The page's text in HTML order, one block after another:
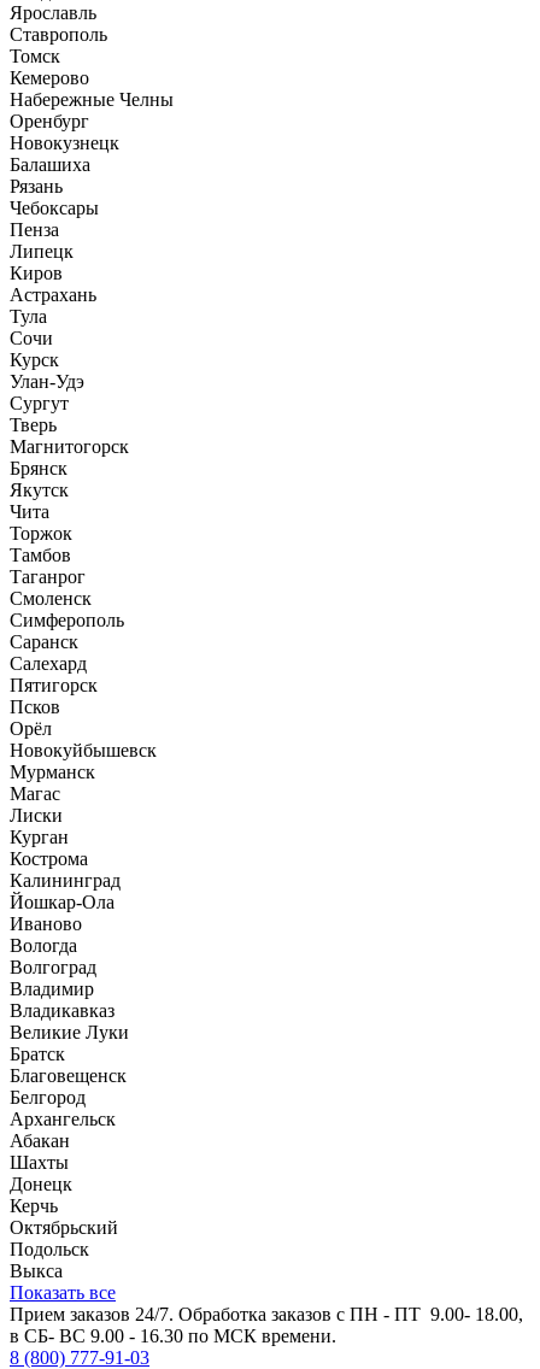
Ярославль
Ставрополь
Томск
Кемерово
Набережные Челны
Оренбург
Новокузнецк
Балашиха
Рязань
Чебоксары
Пенза
Липецк
Киров
Астрахань
Тула
Сочи
Курск
Улан-Удэ
Сургут
Тверь
Магнитогорск
Брянск
Якутск
Чита
Торжок
Тамбов
Таганрог
Смоленск
Симферополь
Саранск
Салехард
Пятигорск
Псков
Орёл
Новокуйбышевск
Мурманск
Магас
Лиски
Курган
Кострома
Калининград
Йошкар-Ола
Иваново
Вологда
Волгоград
Владимир
Владикавказ
Великие Луки
Братск
Благовещенск
Белгород
Архангельск
Абакан
Шахты
Донецк
Керчь
Октябрьский
Подольск
Выкса
Показать все
Прием заказов 24/7. Обработка заказов с ПН - ПТ 9.00- 18.00,
в СБ- ВС 9.00 - 16.30 по МСК времени.
8 (800) 777-91-03